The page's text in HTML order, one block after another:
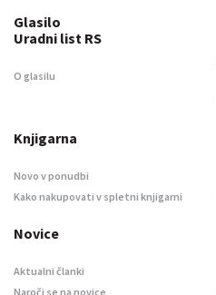
Glasilo
Uradni list RS
O glasilu
Knjigarna
Novo v ponudbi
Kako nakupovati v spletni knjigarni
Novice
Aktualni članki
Naroči se na novice